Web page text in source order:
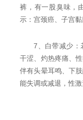
裤，有一股臭味，
示：宫颈癌、子宫黏
7、白带减少：
干涩、灼热疼痛、
伴有头晕耳鸣、下
能失调或减退，性